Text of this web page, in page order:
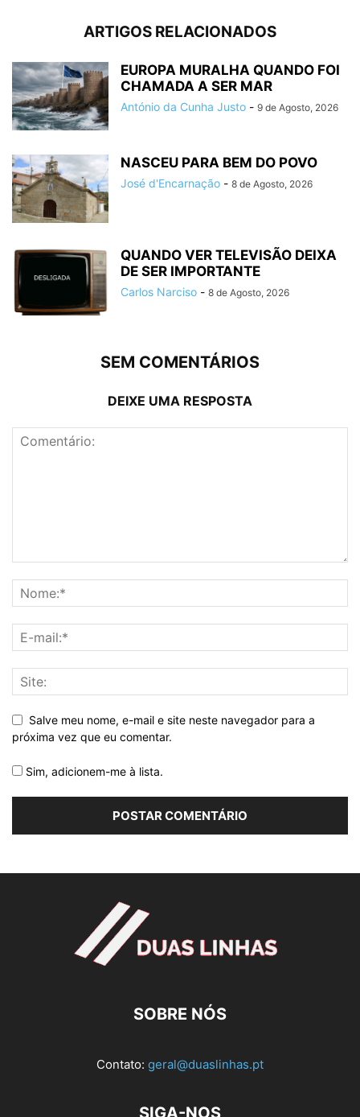
ARTIGOS RELACIONADOS
EUROPA MURALHA QUANDO FOI
CHAMADA A SER MAR
António da Cunha Justo - 9 de Agosto, 2026
NASCEU PARA BEM DO POVO
José d'Encarnação - 8 de Agosto, 2026
QUANDO VER TELEVISÃO DEIXA
DE SER IMPORTANTE
Carlos Narciso - 8 de Agosto, 2026
SEM COMENTÁRIOS
DEIXE UMA RESPOSTA
Salve meu nome, e-mail e site neste navegador para a
próxima vez que eu comentar.
Sim, adicionem-me à lista.
SOBRE NÓS
Contato: geral@duaslinhas.pt
SIGA-NOS